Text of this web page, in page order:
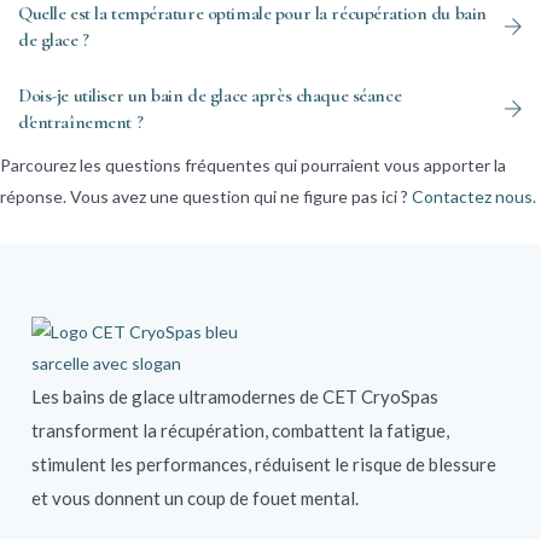
Quelle est la température optimale pour la récupération du bain
de glace ?
Dois-je utiliser un bain de glace après chaque séance
d'entraînement ?
Parcourez les questions fréquentes qui pourraient vous apporter la
réponse. Vous avez une question qui ne figure pas ici ? Contactez nous.
Les bains de glace ultramodernes de CET CryoSpas
transforment la récupération, combattent la fatigue,
stimulent les performances, réduisent le risque de blessure
et vous donnent un coup de fouet mental.